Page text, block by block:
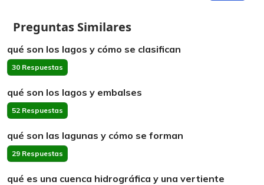
Preguntas Similares
qué son los lagos y cómo se clasifican
30 Respuestas
qué son los lagos y embalses
52 Respuestas
qué son las lagunas y cómo se forman
29 Respuestas
qué es una cuenca hidrográfica y una vertiente